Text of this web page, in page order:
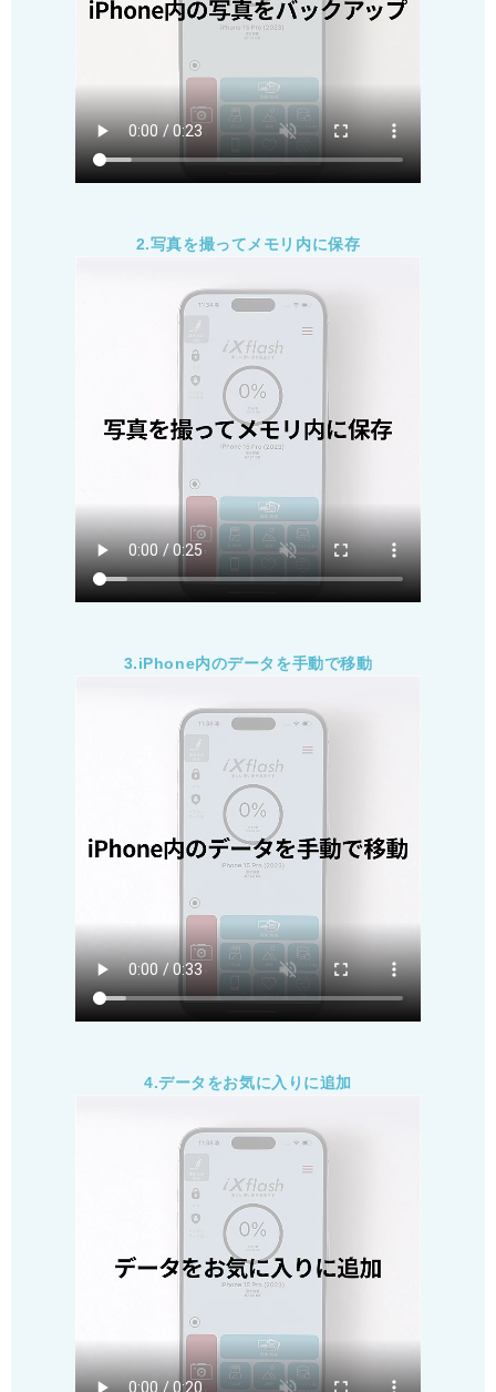
2.写真を撮ってメモリ内に保存
3.iPhone内のデータを手動で移動
4.データをお気に入りに追加